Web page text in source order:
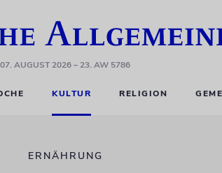
07. AUGUST 2026– 23. AW 5786
KULTUR RELIGION
ERNÄHRUNG